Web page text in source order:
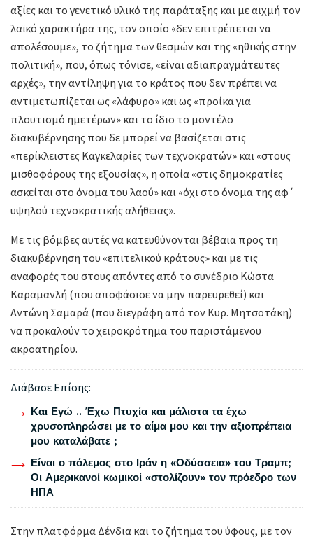
αξίες και το γενετικό υλικό της παράταξης και με αιχμή τον
λαϊκό χαρακτήρα της, τον οποίο «δεν επιτρέπεται να
απολέσουμε», το ζήτημα των θεσμών και της «ηθικής στην
πολιτική», που, όπως τόνισε, «είναι αδιαπραγμάτευτες
αρχές», την αντίληψη για το κράτος που δεν πρέπει να
αντιμετωπίζεται ως «λάφυρο» και ως «προίκα για
πλουτισμό ημετέρων» και το ίδιο το μοντέλο
διακυβέρνησης που δε μπορεί να βασίζεται στις
«περίκλειστες Καγκελαρίες των τεχνοκρατών» και «στους
μισθοφόρους της εξουσίας», η οποία «στις δημοκρατίες
ασκείται στο όνομα του λαού» και «όχι στο όνομα της αφ΄
υψηλού τεχνοκρατικής αλήθειας».
Με τις βόμβες αυτές να κατευθύνονται βέβαια προς τη
διακυβέρνηση του «επιτελικού κράτους» και με τις
αναφορές του στους απόντες από το συνέδριο Κώστα
Καραμανλή (που αποφάσισε να μην παρευρεθεί) και
Αντώνη Σαμαρά (που διεγράφη από τον Κυρ. Μητσοτάκη)
να προκαλούν το χειροκρότημα του παριστάμενου
ακροατηρίου.
Διάβασε Επίσης:
Και Εγώ .. Έχω Πτυχία και μάλιστα τα έχω
χρυσοπληρώσει με το αίμα μου και την αξιοπρέπεια
μου καταλάβατε ;
Είναι ο πόλεμος στο Ιράν η «Οδύσσεια» του Τραμπ;
Οι Αμερικανοί κωμικοί «στολίζουν» τον πρόεδρο των
ΗΠΑ
Στην πλατφόρμα Δένδια και το ζήτημα του ύφους, με τον